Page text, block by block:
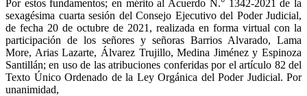
Por estos fundamentos; en mérito al Acuerdo N.° 1342-2021 de la
sexagésima cuarta sesión del Consejo Ejecutivo del Poder Judicial,
de fecha 20 de octubre de 2021, realizada en forma virtual con la
participación de los señores y señoras Barrios Alvarado, Lama
More, Arias Lazarte, Álvarez Trujillo, Medina Jiménez y Espinoza
Santillán; en uso de las atribuciones conferidas por el artículo 82 del
Texto Único Ordenado de la Ley Orgánica del Poder Judicial. Por
unanimidad,